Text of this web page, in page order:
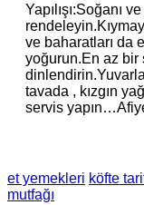
Yapılışı:Soğanı
ve baharatları da
yoğurun.En az bir
tavada , kızgın
servis
et yemekleri köfte
mutfağı